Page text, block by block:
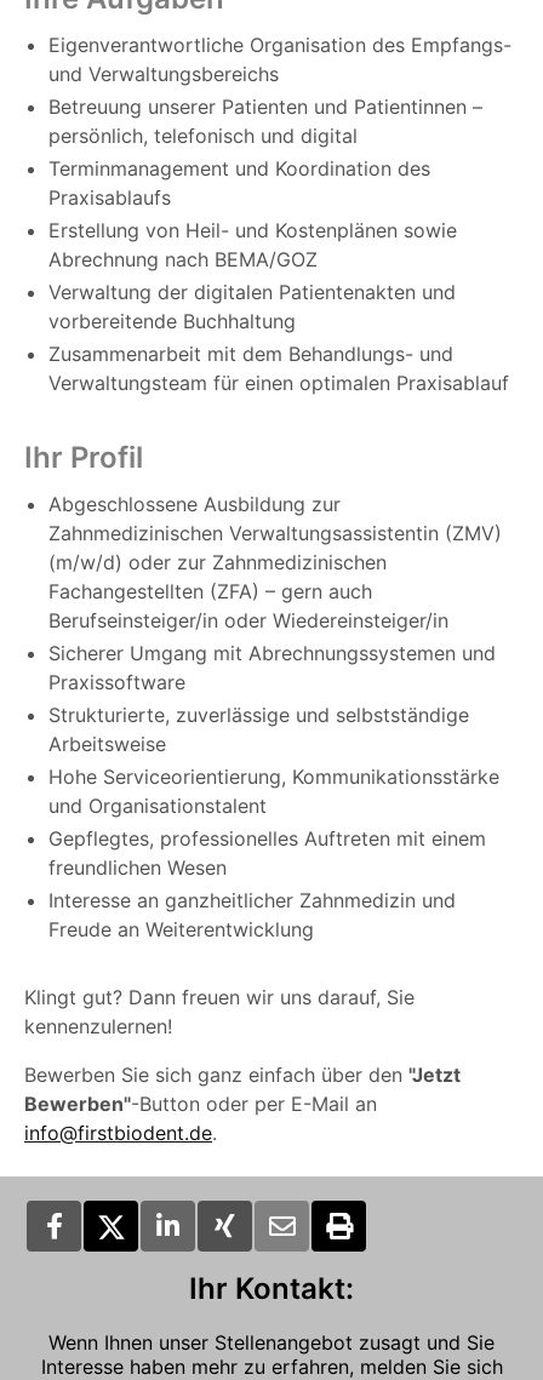
Eigenverantwortliche Organisation des Empfangs-
und Verwaltungsbereichs
Betreuung unserer Patienten und Patientinnen –
persönlich, telefonisch und digital
Terminmanagement und Koordination des
Praxisablaufs
Erstellung von Heil- und Kostenplänen sowie
Abrechnung nach BEMA/GOZ
Verwaltung der digitalen Patientenakten und
vorbereitende Buchhaltung
Zusammenarbeit mit dem Behandlungs- und
Verwaltungsteam für einen optimalen Praxisablauf
Ihr Profil
Abgeschlossene Ausbildung zur
Zahnmedizinischen Verwaltungsassistentin (ZMV)
(m/w/d) oder zur Zahnmedizinischen
Fachangestellten (ZFA) – gern auch
Berufseinsteiger/in oder Wiedereinsteiger/in
Sicherer Umgang mit Abrechnungssystemen und
Praxissoftware
Strukturierte, zuverlässige und selbstständige
Arbeitsweise
Hohe Serviceorientierung, Kommunikationsstärke
und Organisationstalent
Gepflegtes, professionelles Auftreten mit einem
freundlichen Wesen
Interesse an ganzheitlicher Zahnmedizin und
Freude an Weiterentwicklung
Klingt gut? Dann freuen wir uns darauf, Sie
kennenzulernen!
Bewerben Sie sich ganz einfach über den "Jetzt
Bewerben"-Button oder per E-Mail an
info@firstbiodent.de.
Ihr Kontakt:
Wenn Ihnen unser Stellenangebot zusagt und Sie
Interesse haben mehr zu erfahren, melden Sie sich